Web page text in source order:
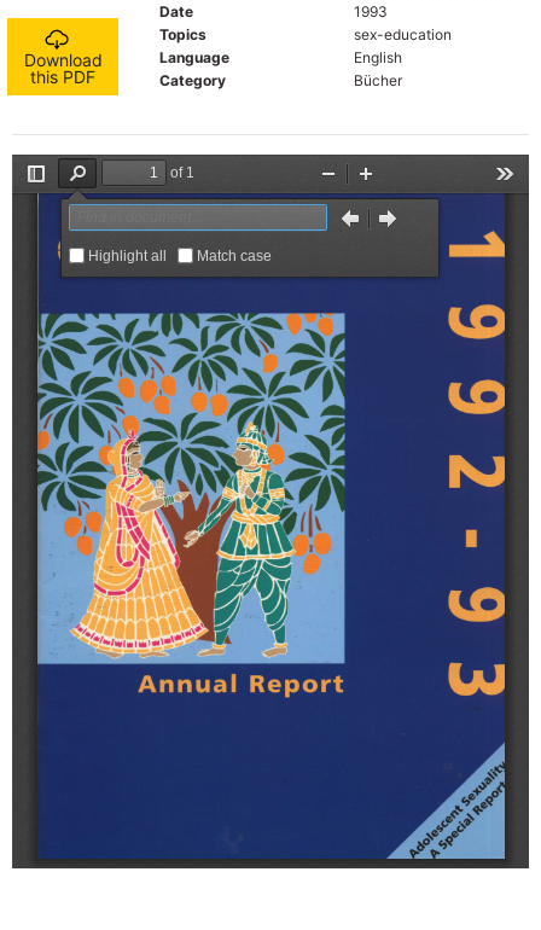
Download
this PDF
Date
1993
Topics
sex-education
Language
English
Category
Bücher